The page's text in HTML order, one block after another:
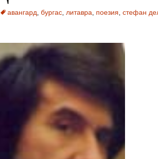
авангард бургас литавра поезия стефан